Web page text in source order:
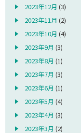
2023年12月 (3)
2023年11月 (2)
2023年10月 (4)
2023年9月 (3)
2023年8月 (1)
2023年7月 (3)
2023年6月 (1)
2023年5月 (4)
2023年4月 (3)
2023年3月 (2)